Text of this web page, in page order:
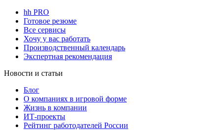
hh PRO
Готовое резюме
Все сервисы
Хочу у вас работать
Производственный календарь
Экспертная рекомендация
Новости и статьи
Блог
О компаниях в игровой форме
Жизнь в компании
ИТ-проекты
Рейтинг работодателей России